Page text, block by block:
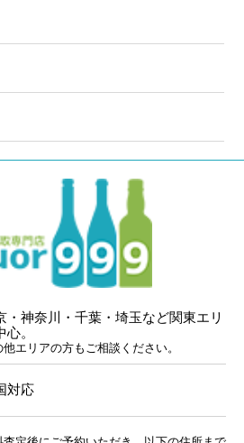
・神奈川・千葉・埼玉など関東エリ
心。
他エリアの方もご相談ください。
対応